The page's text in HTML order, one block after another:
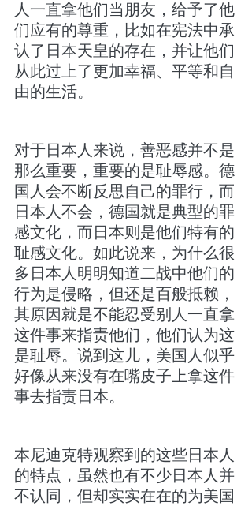
人一直拿他们当朋友，给予了他
们应有的尊重，比如在宪法中承
认了日本天皇的存在，并让他们
从此过上了更加幸福、平等和自
由的生活。
对于日本人来说，善恶感并不是
那么重要，重要的是耻辱感。德
国人会不断反思自己的罪行，而
日本人不会，德国就是典型的罪
感文化，而日本则是他们特有的
耻感文化。如此说来，为什么很
多日本人明明知道二战中他们的
行为是侵略，但还是百般抵赖，
其原因就是不能忍受别人一直拿
这件事来指责他们，他们认为这
是耻辱。说到这儿，美国人似乎
好像从来没有在嘴皮子上拿这件
事去指责日本。
本尼迪克特观察到的这些日本人
的特点，虽然也有不少日本人并
不认同，但却实实在在的为美国